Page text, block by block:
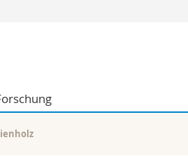
Fak.
Forschende